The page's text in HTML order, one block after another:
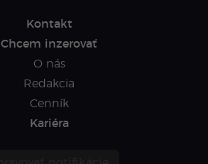
Kontakt
Chcem inzerovať
O nás
Redakcia
Cenník
Kariéra